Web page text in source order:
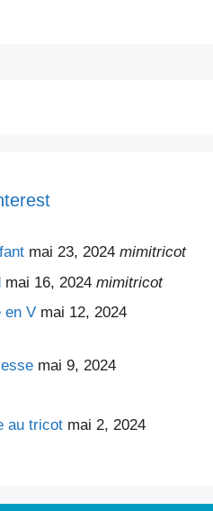
mai 23, 2024 mimitricot
mai 16, 2024 mimitricot
en V mai 12, 2024
mai 9, 2024
au tricot mai 2, 2024